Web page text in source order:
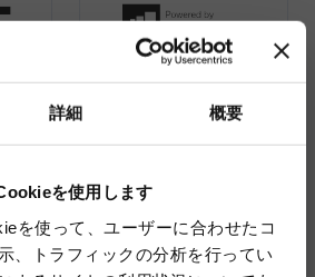
詳細 概要
を使用します
を使って、ユーザーに合わせたコ
、トラフィックの分析を行ってい
を予約しよう